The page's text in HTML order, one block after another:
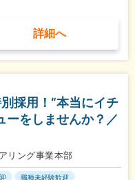
詳細へ
採用！“本当にイチ
ーをしませんか？／
リング事業本部
職種未経験歓迎